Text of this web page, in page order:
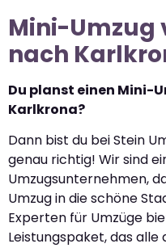
Mini-Umzug
nach
Du planst einen Mini-
Karlkrona?
Dann bist du bei Stein
genau richtig! Wir sind
Umzugsunternehmen,
Umzug in die schöne
Experten für Umzüge
Leistungspaket, das alle